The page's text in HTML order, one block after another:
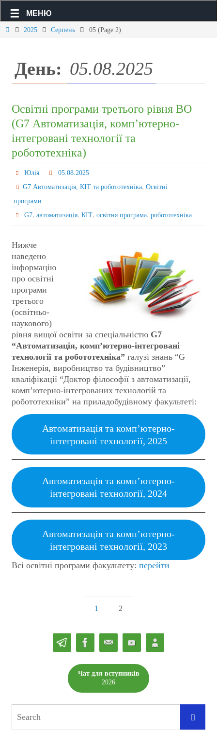
МЕНЮ
2025 Серпень 05(Page 2)
День: 05.08.2025
Освітні програми третього рівня ВО
(G7 Автоматизація, комп’ютерно-
інтегровані технології та
робототехніка)
Юлія
05.08.2025
G7 Автоматизація, КІТ та робототехніка,Освітні
програми
G7,автоматизація,КІТ,освітня програма,робототехніка
Нижче
наведено
інформацію
про освітні
програми
третього
(освітньо-
наукового)
рівня вищої освіти за спеціальністю G7
“Автоматизація, комп’ютерно-інтегровані
технології та робототехніка” галузі знань “G
Інженерія, виробництво та будівництво”
кваліфікації “Доктор філософії з автоматизації,
комп’ютерно-інтегрованих технологій та
робототехніки” на приладобудівному факультеті:
Автоматизація та комп’ютерно-
інтегровані технології, 2025
Автоматизація та комп’ютерно-
інтегровані технології, 2024
Автоматизація та комп’ютерно-
інтегровані технології, 2023
Всі освітні програми факультету: перейти
1 2
Чат для вступників
2026